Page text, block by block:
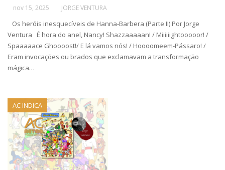
nov 15, 2025 JORGE VENTURA
Os heróis inesquecíveis de Hanna-Barbera (Parte II) Por Jorge
Ventura É hora do anel, Nancy! Shazzaaaaan! / Miiiiiightooooor! /
Spaaaaace Ghoooost!/ E lá vamos nós! / Hoooomeem-Pássaro! /
Eram invocações ou brados que exclamavam a transformação
mágica…
AC INDICA